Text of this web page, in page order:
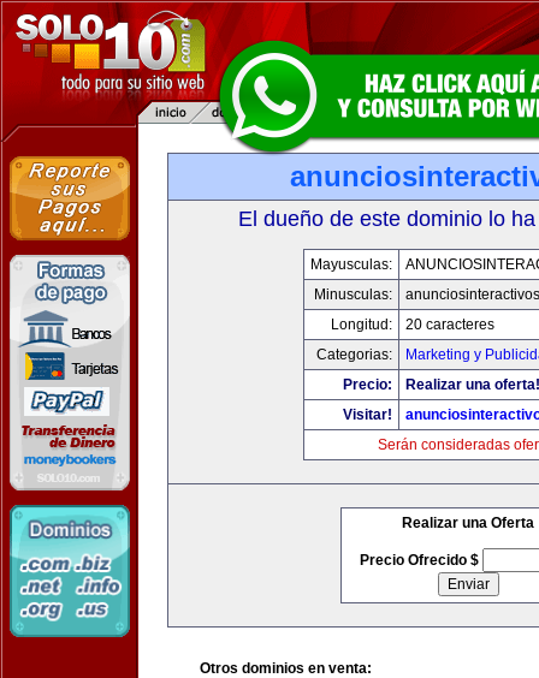
El dueño de este dominio lo
Mayusculas:
Minusculas:
Longitud:
20 caracteres
Categorias:
Marketing y
Precio:
Realizar una oferta!
Visitar!
Serán consideradas
Realizar una Oferta
Precio Ofrecido $
Otros dominios en venta: